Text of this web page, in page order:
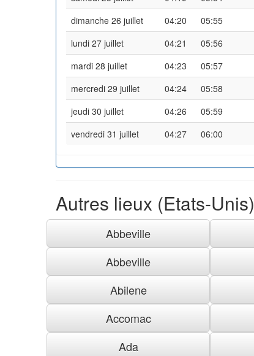
dimanche 26 juillet
04:20 05:55
lundi 27 juillet
04:21 05:56
mardi 28 juillet
04:23 05:57
mercredi 29 juillet
04:24 05:58
jeudi 30 juillet
04:26 05:59
vendredi 31 juillet
04:27 06:00
Autres lieux (Etats-Unis)
Abbeville
Abbeville
Abilene
Accomac
Ada